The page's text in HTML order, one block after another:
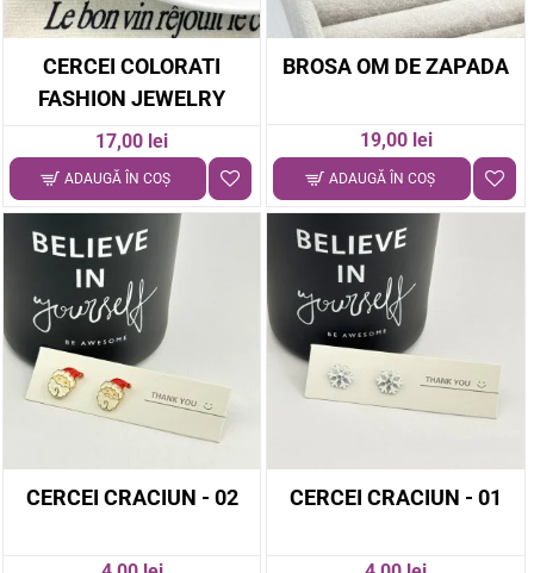
CERCEI COLORATI
FASHION JEWELRY
17,00 lei
ADAUGĂ ÎN COŞ
BROSA OM DE ZAPADA
19,00 lei
ADAUGĂ ÎN COŞ
CERCEI CRACIUN - 02 CERCEI CRACIUN - 01